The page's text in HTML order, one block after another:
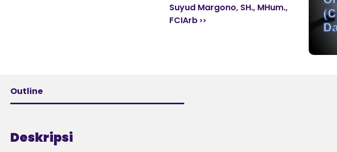
Suyud Margono, SH., MHum.,
FCIArb
Outline
Deskripsi